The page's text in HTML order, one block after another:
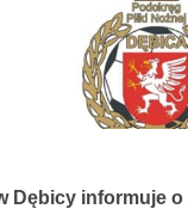
Dębicy informuje